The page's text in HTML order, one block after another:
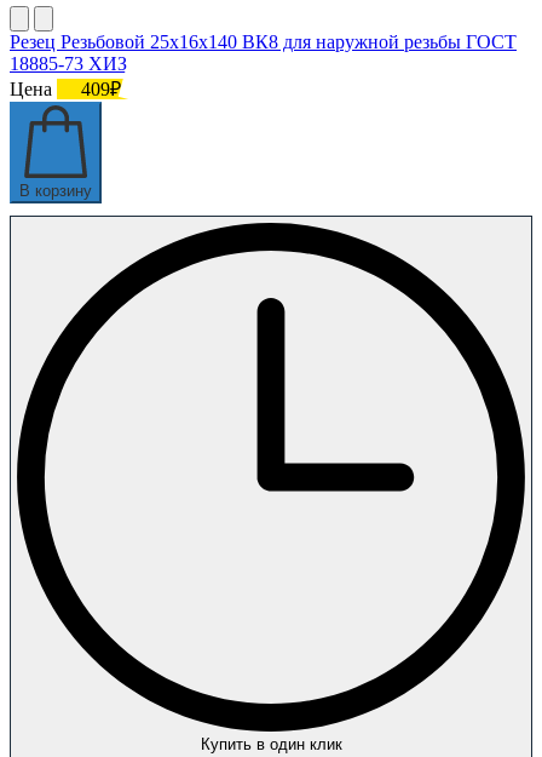
Резец Резьбовой 25х16х140 ВК8 для наружной резьбы ГОСТ
18885-73 ХИЗ
Цена
409₽
В корзину
Купить в один клик